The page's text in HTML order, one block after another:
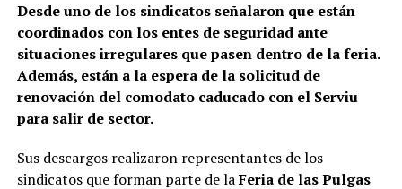
Desde uno de los sindicatos señalaron que están
coordinados con los entes de seguridad ante
situaciones irregulares que pasen dentro de la feria.
Además, están a la espera de la solicitud de
renovación del comodato caducado con el Serviu
para salir de sector.
Sus descargos realizaron representantes de los
sindicatos que forman parte de laFeria de las Pulgas